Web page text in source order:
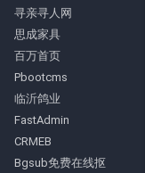
寻亲寻人网
思成家具
百万首页
Pbootcms
临沂鸽业
FastAdmin
CRMEB
Bgsub免费在线抠